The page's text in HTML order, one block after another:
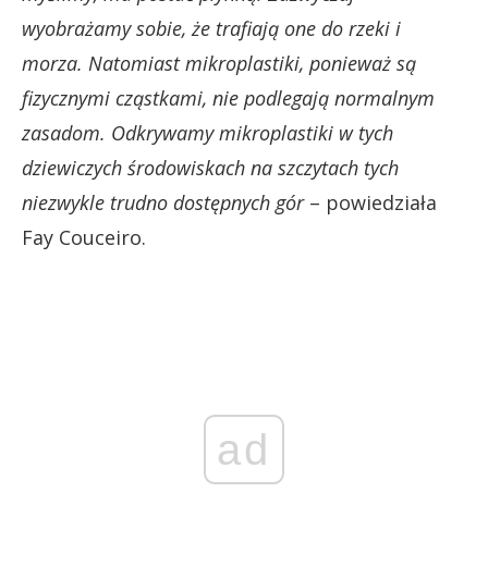
wyobrażamy sobie, że trafiają one do rzeki i
morza. Natomiast mikroplastiki, ponieważ są
fizycznymi cząstkami, nie podlegają normalnym
zasadom. Odkrywamy mikroplastiki w tych
dziewiczych środowiskach na szczytach tych
niezwykle trudno dostępnych gór– powiedziała
Fay Couceiro.
ad